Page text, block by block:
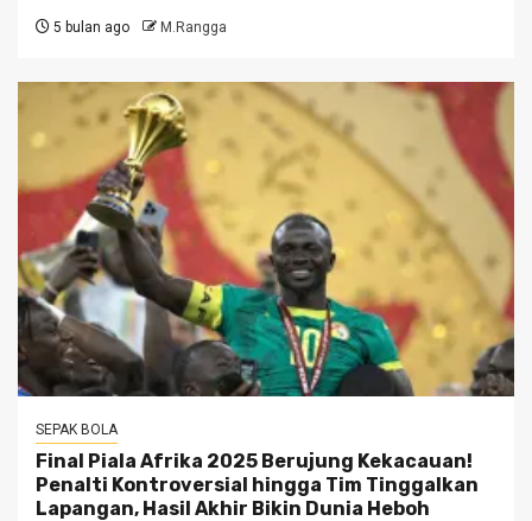
5 bulan ago M.Rangga
SEPAK BOLA
Final Piala Afrika 2025 Berujung Kekacauan!
Penalti Kontroversial hingga Tim Tinggalkan
Lapangan, Hasil Akhir Bikin Dunia Heboh